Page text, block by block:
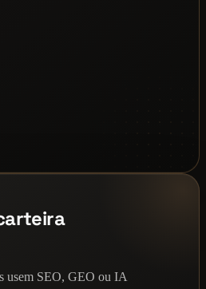
usem SEO, GEO ou IA